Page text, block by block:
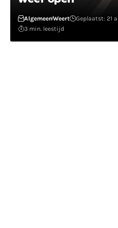
AlgemeenWeert Geplaatst: 21
3 min. leestijd